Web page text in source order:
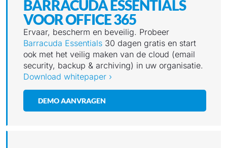
BARRACUDA ESSENTIALS
VOOR OFFICE 365
Ervaar, bescherm en beveilig. Probeer
Barracuda Essentials 30 dagen gratis en start
ook met het veilig maken van de cloud (email
security, backup & archiving) in uw organisatie.
Download whitepaper ›
DEMO AANVRAGEN